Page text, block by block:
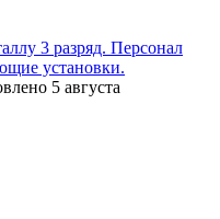
3 разряд. Персонал
установки.
5 августа